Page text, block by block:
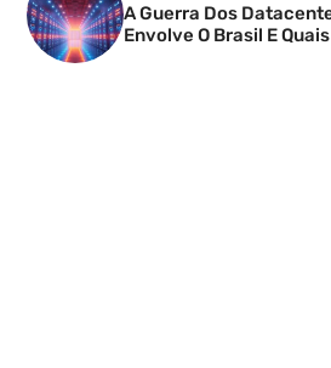
A Guerra Dos
Envolve O Brasil E